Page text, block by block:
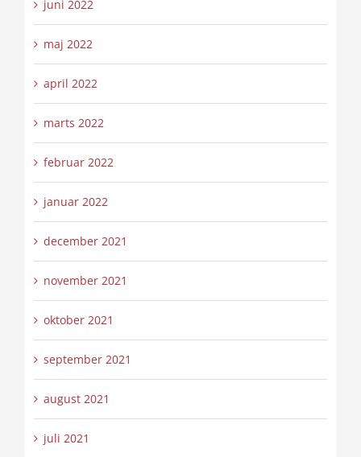
juni 2022
maj 2022
april 2022
marts 2022
februar 2022
januar 2022
december 2021
november 2021
oktober 2021
september 2021
august 2021
juli 2021